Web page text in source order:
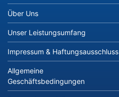
Über Uns
Unser Leistungsumfang
Impressum & Haftungsausschluss
Allgemeine
Geschäftsbedingungen